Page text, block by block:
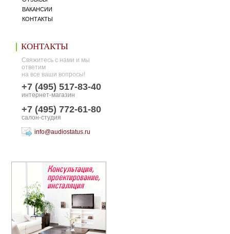
ВАКАНСИИ
КОНТАКТЫ
КОНТАКТЫ
Свяжитесь с нами и мы
ответим
на все ваши вопросы!
+7 (495) 517-83-40
интернет-магазин
+7 (495) 772-61-80
салон-студия
info@audiostatus.ru